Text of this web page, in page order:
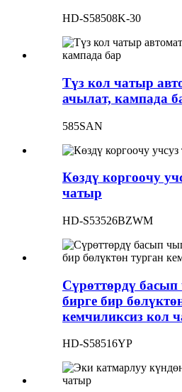
HD-S58508K-30
Түз кол чатыр
ачылат, кампада
585SAN
Көздү коргоочу
чатыр
HD-S53526BZWM
Сүрөттөрдү
бирге бир
кемчиликсиз кол
HD-S58516YP